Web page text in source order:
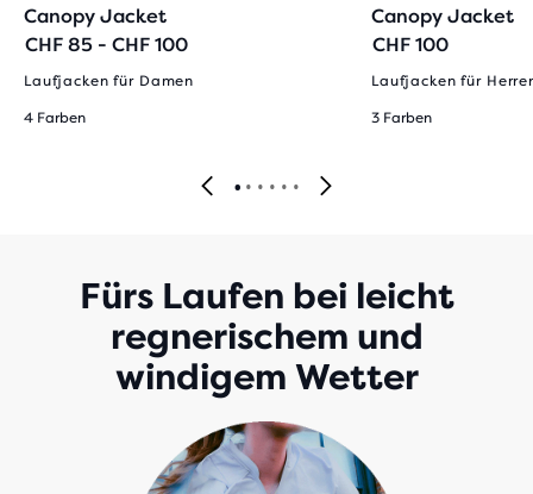
Canopy Jacket
CHF 85 - CHF 100
Laufjacken für Damen
4 Farben
Canopy Jacket
CHF 100
Laufjacken für
3 Farben
Fürs Laufen bei leicht
regnerischem und
windigem Wetter